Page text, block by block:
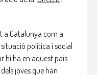
a Catalunya com a
política i social
hi ha en aquest país
joves que han